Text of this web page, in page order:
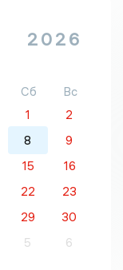
2026
Сб
Вс
1
2
8
9
15
16
22
23
29
30
5 6